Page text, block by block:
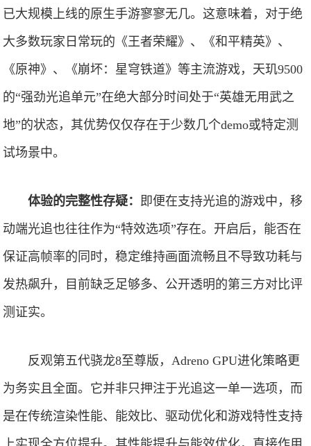
已大规模上线的原生手游寥寥无几。这意味着，对于绝
大多数玩家日常玩的《王者荣耀》、《和平精英》、
《原神》、《崩坏：星穹铁道》等主流游戏，天玑9500
的“强劲光追单元”在绝大部分时间处于“英雄无用武之
地”的状态，其优势仅仅存在于少数几个demo或特定测
试场景中。
体验的完整性存疑：
即便在支持光追的游戏中，移
动端光追也往往作为“特效选项”存在。开启后，能否在
保证高帧率的同时，稳定维持画面流畅且不导致功耗与
发热飙升，目前缺乏足够多、公开透明的第三方对比评
测证实。
反观第五代骁龙8至尊版，Adreno GPU进化策略更
为务实且全面。它并非只押注于光追这一单一选项，而
是在传统渲染性能、能效比、驱动优化和游戏特性支持